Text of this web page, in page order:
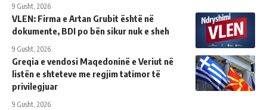
9 Gusht, 2026
VLEN: Firma e Artan Grubit është në
dokumente, BDI po bën sikur nuk e sheh
9 Gusht, 2026
Greqia e vendosi Maqedoninë e Veriut në
listën e shteteve me regjim tatimor të
privilegjuar
9 Gusht, 2026